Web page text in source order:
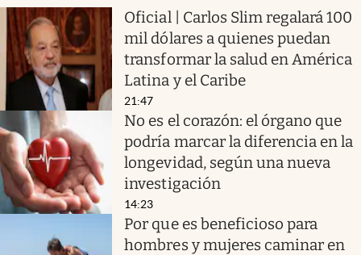
Oficial | Carlos Slim regalará 100
mil dólares a quienes puedan
transformar la salud en América
Latina y el Caribe
21:47
No es el corazón: el órgano que
podría marcar la diferencia en la
longevidad, según una nueva
investigación
14:23
Por que es beneficioso para
hombres y mujeres caminar en